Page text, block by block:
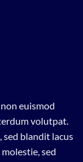
euismod
volutpat.
blandit lacus
sed